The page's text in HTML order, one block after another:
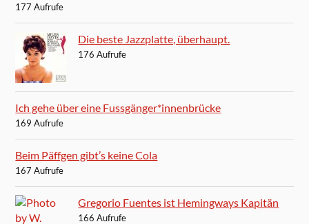
177 Aufrufe
Die beste Jazzplatte, überhaupt.
176 Aufrufe
Ich gehe über eine Fussgänger*innenbrücke
169 Aufrufe
Beim Päffgen gibt’s keine Cola
167 Aufrufe
Gregorio Fuentes ist Hemingways Kapitän
166 Aufrufe